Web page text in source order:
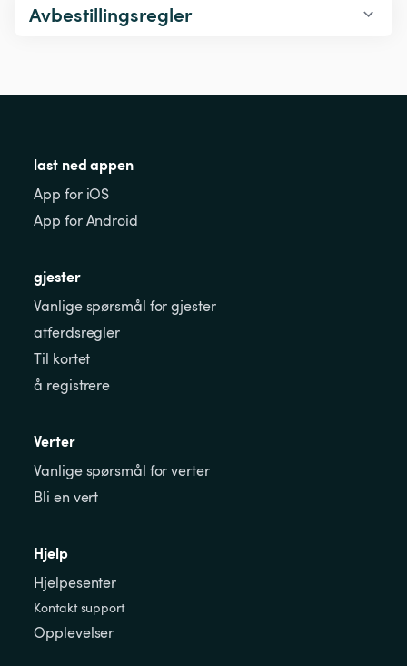
Avbestillingsregler
last ned appen
App for iOS
App for Android
gjester
Vanlige spørsmål for gjester
atferdsregler
Til kortet
å registrere
Verter
Vanlige spørsmål for verter
Bli en vert
Hjelp
Hjelpesenter
Kontakt support
Opplevelser